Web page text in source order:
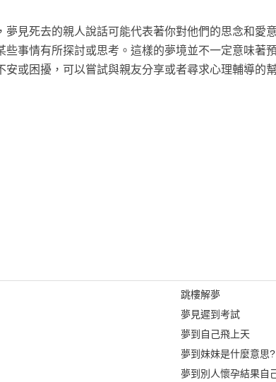
夢見死去的親人說話可能代表著你對他們的思念和愛
些事情有所探討或思考。這樣的夢境並不一定意味著
或困擾，可以嘗試與親友分享或者尋求心理輔導的
跳樓解夢
夢見遲到考試
夢到自己飛上天
夢到妹妹是什麼意思?
夢到別人懷孕結果自